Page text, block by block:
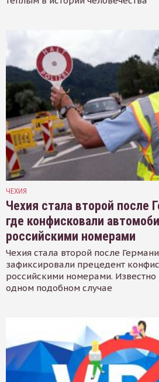
ЧЕХИЯ
Чехия стала второй после
где конфисковали
российскими номерами
Чехия стала второй после
зафиксировали прецедент
российскими номерами.
одном подобном случае